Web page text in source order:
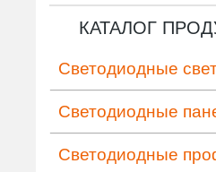
КАТАЛОГ
Светодиодные
Светодиодные
Светодиодные